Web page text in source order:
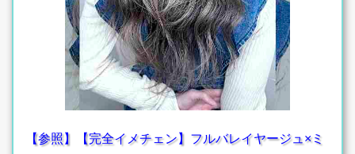
【参照】【完全イメチェン】フルバレイヤージュ×ミ